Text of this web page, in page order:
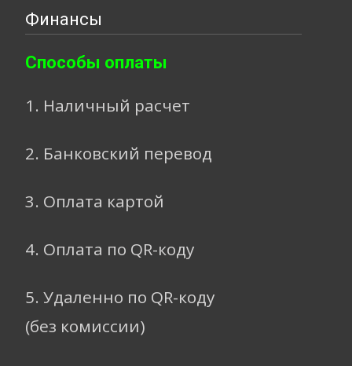
Финансы
Способы оплаты
1. Наличный расчет
2. Банковский перевод
3. Оплата картой
4. Оплата по QR-коду
5. Удаленно по QR-коду
(без комиссии)